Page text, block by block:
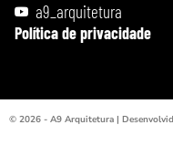
a9_arquitetura
Política de privacidade
© 2026 - A9 Arquitetura |